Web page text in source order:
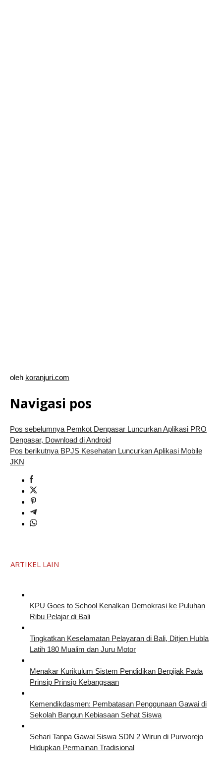
oleh koranjuri.com
Navigasi pos
Pos sebelumnyaPemkot Denpasar Luncurkan Aplikasi PRO
Denpasar, Download di Android
Pos berikutnyaBPJS Kesehatan Luncurkan Aplikasi Mobile
JKN
ARTIKEL LAIN
KPU Goes to School Kenalkan Demokrasi ke Puluhan
Ribu Pelajar di Bali
Tingkatkan Keselamatan Pelayaran di Bali, Ditjen Hubla
Latih 180 Mualim dan Juru Motor
Menakar Kurikulum Sistem Pendidikan Berpijak Pada
Prinsip Prinsip Kebangsaan
Kemendikdasmen: Pembatasan Penggunaan Gawai di
Sekolah Bangun Kebiasaan Sehat Siswa
Sehari Tanpa Gawai Siswa SDN 2 Wirun di Purworejo
Hidupkan Permainan Tradisional